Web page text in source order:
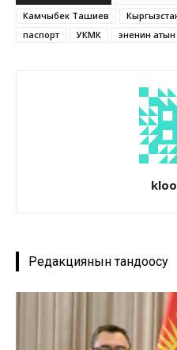
Камчыбек Ташиев
паспорт
УКМК эненин атын
Редакциянын тандоосу